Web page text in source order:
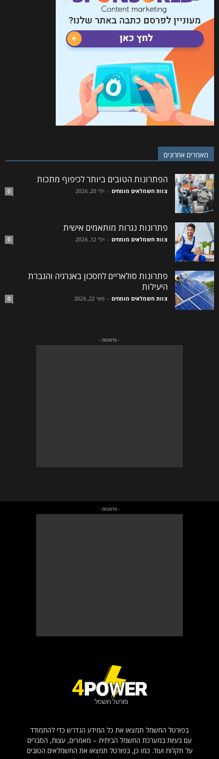
מאמרים אחרונים
הפתרונות הטובים ביותר לכיפוף מתכות
צוות חשמלאים מומחים - יולי 20, 2026 0
פתרונות נגרות מותאמים אישית
צוות חשמלאים מומחים - יולי 12, 2026 0
פתרונות סולאריים לחסכון באנרגיה והגברת
היעילות
צוות חשמלאים מומחים - מאי 22, 2026 0
- פרסומת -
- פרסומת -
בפורטל החשמל תמצאו את כל המידע הנדרש כדי להתמודד
עם בעיות במערכת החשמל הביתית – מאמרים, עצות, הסברים
על תקלות ועוד. כמו כן, בפורטל תמצאו את החשמלאים הטובים